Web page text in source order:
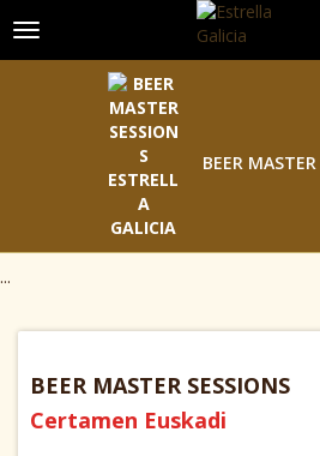
Toggle navigation
BEER
...
BEER MASTER SESSIONS
Certamen Euskadi